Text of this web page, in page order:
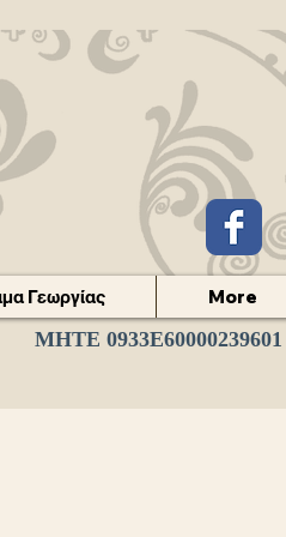
ΜΗΤΕ 0933Ε60000239601
Γεωργίας More